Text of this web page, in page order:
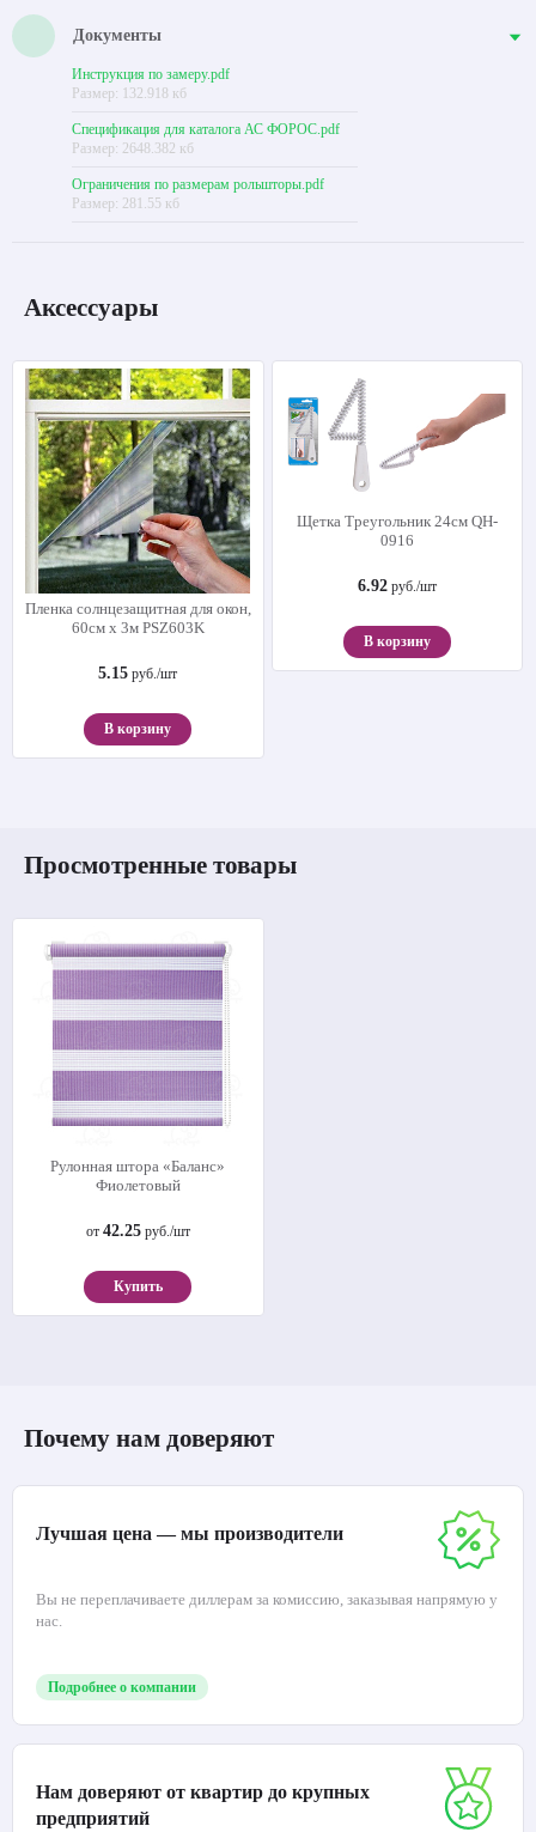
Документы
Инструкция по замеру.pdf
Размер: 132.918 кб
Спецификация для каталога АС ФОРОС.pdf
Размер: 2648.382 кб
Ограничения по размерам рольшторы.pdf
Размер: 281.55 кб
Аксессуары
Пленка солнцезащитная для окон,
60см х 3м PSZ603K
5.15 руб./шт
В корзину
Щетка Треугольник 24см QH-
0916
6.92руб./шт
В корзину
Просмотренные товары
Рулонная штора «Баланс»
Фиолетовый
от 42.25руб./шт
Купить
Почему нам доверяют
Лучшая цена — мы производители
Вы не переплачиваете диллерам за комиссию, заказывая напрямую у
нас.
Подробнее о компании
Нам доверяют от квартир до крупных
предприятий